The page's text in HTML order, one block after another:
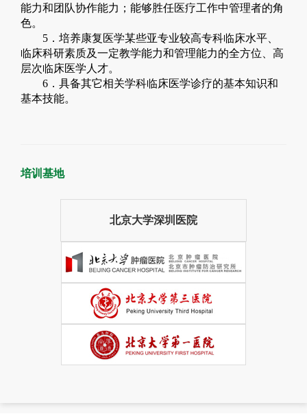
能力和团队协作能力；能够胜任医疗工作中管理者的角
色。
5 ． 培养康复医学某些亚专业较高专科临床水平、
临床科研素质及一定教学能力和管理能力的全方位、高
层次临床医学人才。
6 ． 具备其它相关学科临床医学诊疗的基本知识和
基本技能。
培训基地
北京大学深圳医院